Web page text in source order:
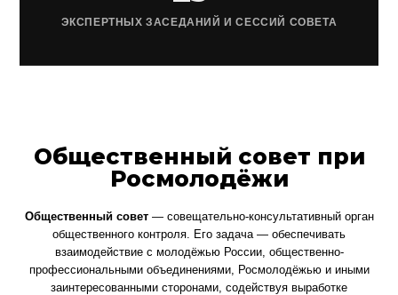
ЭКСПЕРТНЫХ ЗАСЕДАНИЙ И СЕССИЙ СОВЕТА
Общественный совет при
Росмолодёжи
Общественный совет— совещательно-консультативный орган
общественного контроля. Его задача — обеспечивать
взаимодействие с молодёжью России, общественно-
профессиональными объединениями, Росмолодёжью и иными
заинтересованными сторонами, содействуя выработке